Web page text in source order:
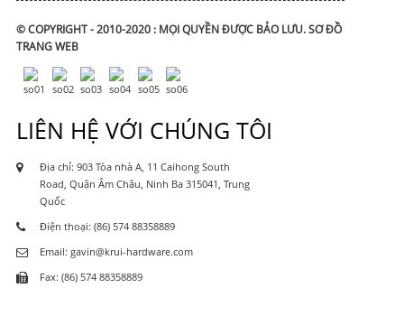
© COPYRIGHT - 2010-2020 : MỌI QUYỀN ĐƯỢC BẢO LƯU. SƠ ĐỒ
TRANG WEB
LIÊN HỆ VỚI CHÚNG TÔI
Địa chỉ: 903 Tòa nhà A, 11 Caihong South
Road, Quận Âm Châu, Ninh Ba 315041, Trung
Quốc
Điện thoại: (86) 574 88358889
Email: gavin@krui-hardware.com
Fax: (86) 574 88358889